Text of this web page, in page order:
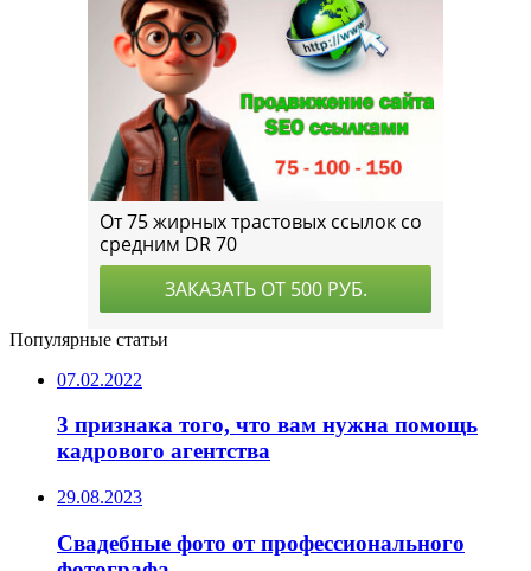
Популярные статьи
07.02.2022
3 признака того, что вам нужна помощь
кадрового агентства
29.08.2023
Свадебные фото от профессионального